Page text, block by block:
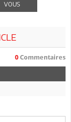
VOUS
0 Commentaires